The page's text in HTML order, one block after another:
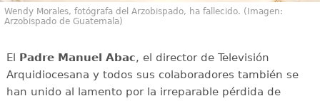
Wendy Morales, fotógrafa del Arzobispado, ha fallecido. (Imagen:
Arzobispado de Guatemala)
El Padre Manuel Abac, el director de Televisión
Arquidiocesana y todos sus colaboradores también se
han unido al lamento por la irreparable pérdida de